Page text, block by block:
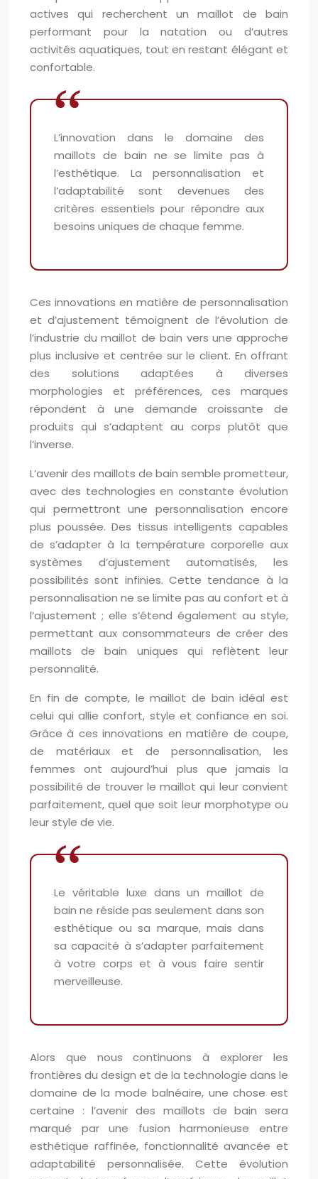
actives qui recherchent un maillot de bain
performant pour la natation ou d’autres
activités aquatiques, tout en restant élégant et
confortable.
L’innovation dans le domaine des
maillots de bain ne se limite pas à
l’esthétique. La personnalisation et
l’adaptabilité sont devenues des
critères essentiels pour répondre aux
besoins uniques de chaque femme.
Ces innovations en matière de personnalisation
et d’ajustement témoignent de l’évolution de
l’industrie du maillot de bain vers une approche
plus inclusive et centrée sur le client. En offrant
des solutions adaptées à diverses
morphologies et préférences, ces marques
répondent à une demande croissante de
produits qui s’adaptent au corps plutôt que
l’inverse.
L’avenir des maillots de bain semble prometteur,
avec des technologies en constante évolution
qui permettront une personnalisation encore
plus poussée. Des tissus intelligents capables
de s’adapter à la température corporelle aux
systèmes d’ajustement automatisés, les
possibilités sont infinies. Cette tendance à la
personnalisation ne se limite pas au confort et à
l’ajustement ; elle s’étend également au style,
permettant aux consommateurs de créer des
maillots de bain uniques qui reflètent leur
personnalité.
En fin de compte, le maillot de bain idéal est
celui qui allie confort, style et confiance en soi.
Grâce à ces innovations en matière de coupe,
de matériaux et de personnalisation, les
femmes ont aujourd’hui plus que jamais la
possibilité de trouver le maillot qui leur convient
parfaitement, quel que soit leur morphotype ou
leur style de vie.
Le véritable luxe dans un maillot de
bain ne réside pas seulement dans son
esthétique ou sa marque, mais dans
sa capacité à s’adapter parfaitement
à votre corps et à vous faire sentir
merveilleuse.
Alors que nous continuons à explorer les
frontières du design et de la technologie dans le
domaine de la mode balnéaire, une chose est
certaine : l’avenir des maillots de bain sera
marqué par une fusion harmonieuse entre
esthétique raffinée, fonctionnalité avancée et
adaptabilité personnalisée. Cette évolution